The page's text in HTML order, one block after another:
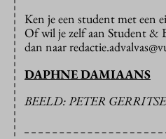
Ken je een student met een
Of wil je zelf aan Student &
dan naar
DAPHNE DAMIAANS
BEELD: PETER